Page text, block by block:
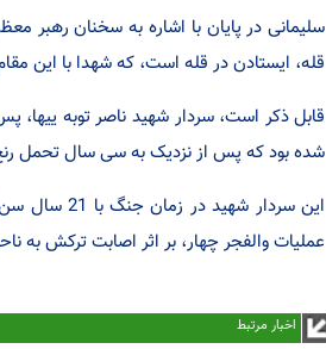
سلیمانی در پایان با اشاره به سخنان رهبر
قله، ایستادن در قله است، که شهدا با این
شده بود که پس از نزدیک به سی سال تحمل
عملیات والفجر چهار، بر اثر اصابت ترکش به
اخبار مرتبط